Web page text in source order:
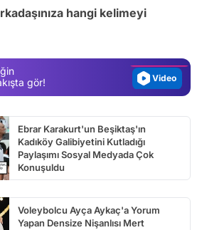
hangi kelimeyi
gör!
Video
Ebrar Karakurt'un Beşiktaş'ın
Kadıköy Galibiyetini Kutladığı
Paylaşımı Sosyal Medyada Çok
Konuşuldu
Voleybolcu Ayça Aykaç'a Yorum
Yapan Densize Nişanlısı Mert